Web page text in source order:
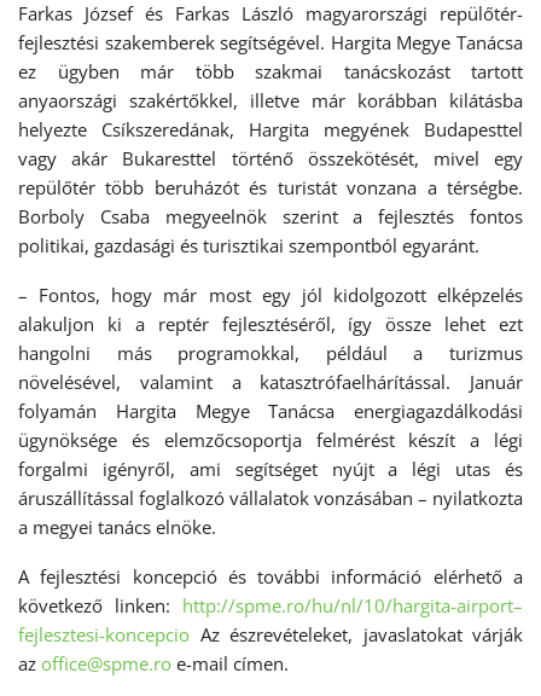
Farkas József és Farkas László magyarországi repülőtér-
fejlesztési szakemberek segítségével. Hargita Megye Tanácsa
ez ügyben már több szakmai tanácskozást tartott
anyaországi szakértőkkel, illetve már korábban kilátásba
helyezte Csíkszeredának, Hargita megyének Budapesttel
vagy akár Bukaresttel történő összekötését, mivel egy
repülőtér több beruházót és turistát vonzana a térségbe.
Borboly Csaba megyeelnök szerint a fejlesztés fontos
politikai, gazdasági és turisztikai szempontból egyaránt.
– Fontos, hogy már most egy jól kidolgozott elképzelés
alakuljon ki a reptér fejlesztéséről, így össze lehet ezt
hangolni más programokkal, például a turizmus
növelésével, valamint a katasztrófaelhárítással. Január
folyamán Hargita Megye Tanácsa energiagazdálkodási
ügynöksége és elemzőcsoportja felmérést készít a légi
forgalmi igényről, ami segítséget nyújt a légi utas és
áruszállítással foglalkozó vállalatok vonzásában – nyilatkozta
a megyei tanács elnöke.
A fejlesztési koncepció és további információ elérhető a
következő linken: http://spme.ro/hu/nl/10/hargita-airport–
fejlesztesi-koncepcio Az észrevételeket, javaslatokat várják
az office@spme.ro e-mail címen.